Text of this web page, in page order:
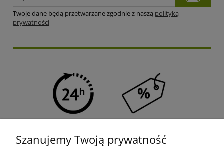
Twoje dane będą przetwarzane zgodnie z naszą polityką
prywatności
Szanujemy Twoją prywatność